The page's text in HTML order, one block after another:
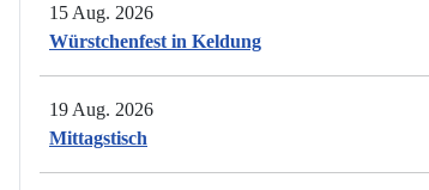
15 Aug. 2026
Würstchenfest in Keldung
19 Aug. 2026
Mittagstisch